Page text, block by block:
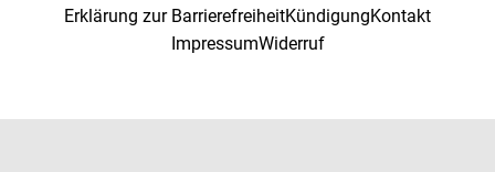
Erklärung zur BarrierefreiheitKündigungKontakt
ImpressumWiderruf